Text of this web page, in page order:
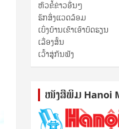
ຫົວຂໍ້ຂ່າວອື່ນໆ
ຮັກສິ່ງແວດລ້ອມ
ເບິ່ງບ້ານເຂົາເອົາບົດຮຽນ
ເລື່ອງສັ້ນ
ເວົ້າສູ່ກັນຟັງ
ໜັງ​ສື​ພິມ Hanoi